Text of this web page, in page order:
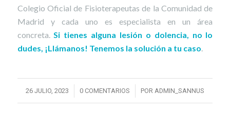
Colegio Oficial de Fisioterapeutas de la Comunidad de
Madrid y cada uno es especialista en un área
concreta.Si tienes alguna lesión o dolencia, no lo
dudes, ¡Llámanos! Tenemos la solución a tu caso.
26 JULIO, 2023
/ 0 COMENTARIOS
/ POR ADMIN_SANNUS